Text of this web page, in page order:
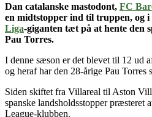
Dan catalanske mastodont, FC
en midtstopper ind til truppen, og i
Liga-giganten tæt på at hente den
Pau Torres.
I denne sæson er det blevet til 12 ud
og heraf har den 28-årige Pau Torres
Siden skiftet fra Villareal til Aston
spanske landsholdsstopper præsteret
League-klubben.